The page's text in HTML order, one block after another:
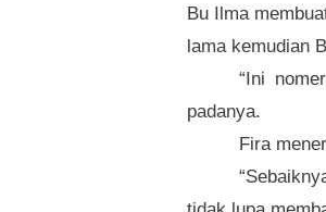
Bu Ilma
lama kemudian
“Ini
padanya.
Fira